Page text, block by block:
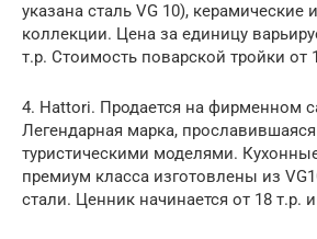
указана сталь VG 10), керамические
коллекции. Цена за единицу
т.р. Стоимость поварской тройки от
4. Hattori. Продается на фирменном
Легендарная марка,
туристическими моделями.
премиум класса изготовлены из
стали. Ценник начинается от 18 т.р.